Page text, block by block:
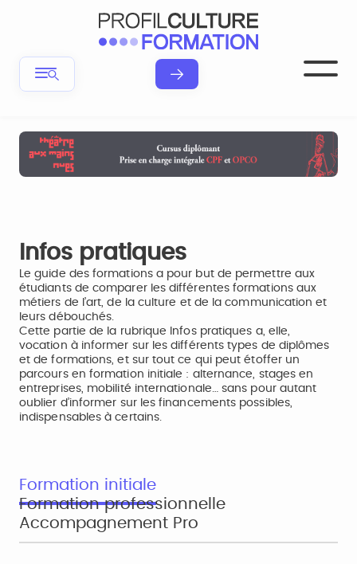
Infos pratiques
Le guide des formations a pour but de permettre aux
étudiants de comparer les différentes formations aux
métiers de l’art, de la culture et de la communication et
leurs débouchés.
Cette partie de la rubrique Infos pratiques a, elle,
vocation à informer sur les différents types de diplômes
et de formations, et sur tout ce qui peut étoffer un
parcours en formation initiale : alternance, stages en
entreprises, mobilité internationale… sans pour autant
oublier d’informer sur les financements possibles,
indispensables à certains.
Formation initiale
Formation professionnelle
Accompagnement Pro